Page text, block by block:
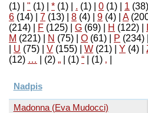
(1) " (1) * (1) . (1) 0 (1) 1 (38)
6 (14) 7 (13) 8 (4) 9 (4) A
(214)
F (125) G (69) H (122)
M (221) N (75) O (61) P (234)
U (75) V (155) W (21) Y (4)
‚
(1)
“
(1)
„
(2)
…
(12)
Nadpis
Madonna (Eva Mudocci)